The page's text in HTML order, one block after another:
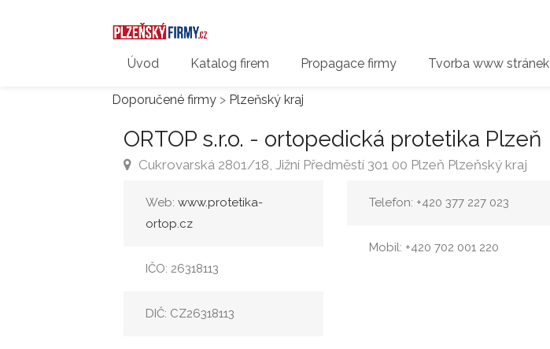
Úvod Katalog firem Propagace firmy Tvorba www stránek
Doporučené firmy > Plzeňský kraj
ORTOP s.r.o. - ortopedická protetika Plzeň
Cukrovarská 2801/18, Jižní Předměstí 301 00 Plzeň Plzeňský kraj
Web: www.protetika-
ortop.cz
IČO: 26318113
DIČ: CZ26318113
Telefon: +420 377 227 023
Mobil: +420 702 001 220